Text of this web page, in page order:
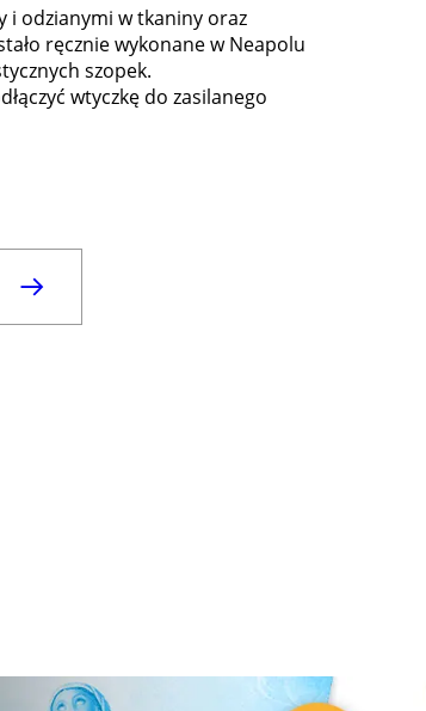
i odzianymi w tkaniny oraz
ręcznie wykonane w Neapolu
szopek.
wtyczkę do zasilanego